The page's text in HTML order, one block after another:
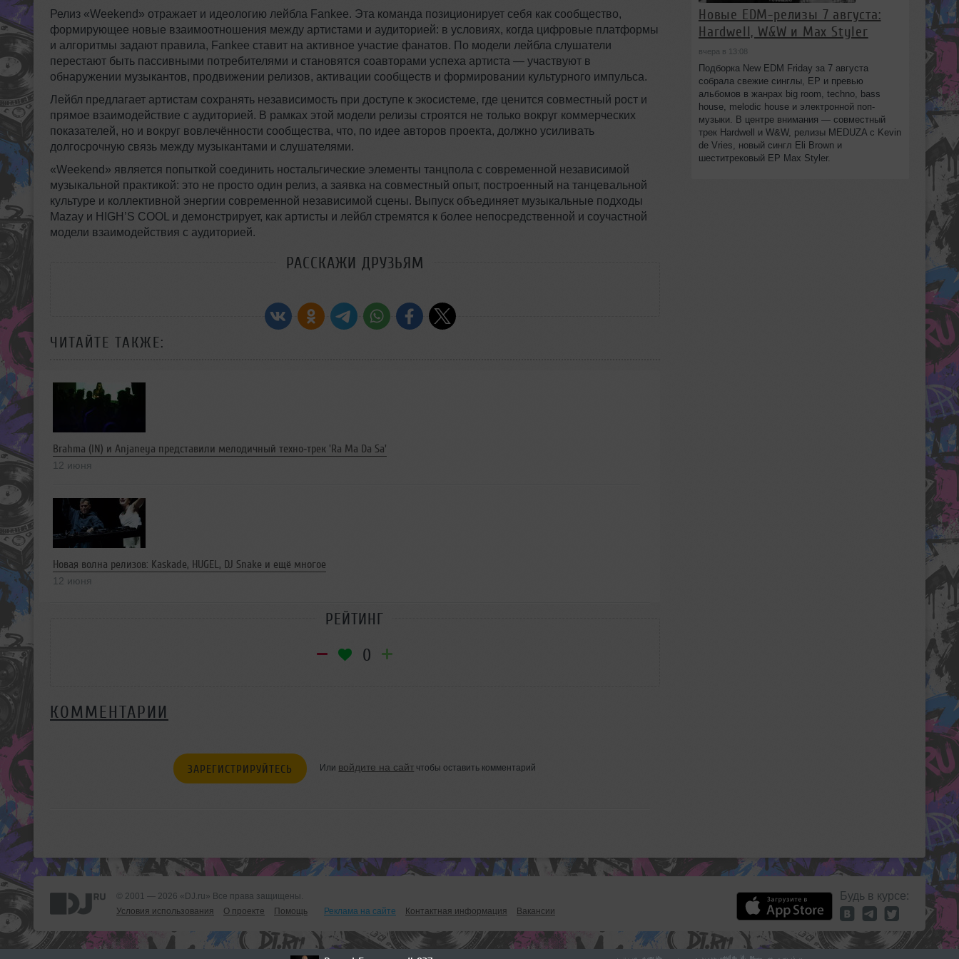
Релиз «Weekend» отражает и идеологию лейбла Fankee. Эта команда позиционирует себя как сообщество,
формирующее новые взаимоотношения между артистами и аудиторией: в условиях, когда цифровые платформы
и алгоритмы задают правила, Fankee ставит на активное участие фанатов. По модели лейбла слушатели
перестают быть пассивными потребителями и становятся соавторами успеха артиста — участвуют в
обнаружении музыкантов, продвижении релизов, активации сообществ и формировании культурного импульса.
Лейбл предлагает артистам сохранять независимость при доступе к экосистеме, где ценится совместный рост и
прямое взаимодействие с аудиторией. В рамках этой модели релизы строятся не только вокруг коммерческих
показателей, но и вокруг вовлечённости сообщества, что, по идее авторов проекта, должно усиливать
долгосрочную связь между музыкантами и слушателями.
«Weekend» является попыткой соединить ностальгические элементы танцпола с современной независимой
музыкальной практикой: это не просто один релиз, а заявка на совместный опыт, построенный на танцевальной
культуре и коллективной энергии современной независимой сцены. Выпуск объединяет музыкальные подходы
Mazay и HIGH’S COOL и демонстрирует, как артисты и лейбл стремятся к более непосредственной и соучастной
модели взаимодействия с аудиторией.
РАССКАЖИ ДРУЗЬЯМ
ЧИТАЙТЕ ТАКЖЕ:
Brahma (IN) и Anjaneya представили мелодичный техно‑трек 'Ra Ma Da Sa'
12 июня
Новая волна релизов: Kaskade, HUGEL, DJ Snake и ещё многое
12 июня
РЕЙТИНГ
0
КОММЕНТАРИИ
ЗАРЕГИСТРИРУЙТЕСЬ Или войдите на сайт чтобы оставить комментарий
Новые EDM-релизы 7 августа:
Hardwell, W&W и Max Styler
вчера в 13:08
Подборка New EDM Friday за 7 августа
собрала свежие синглы, EP и превью
альбомов в жанрах big room, techno, bass
house, melodic house и электронной поп-
музыки. В центре внимания — совместный
трек Hardwell и W&W, релизы MEDUZA с Kevin
de Vries, новый сингл Eli Brown и
шеститрековый EP Max Styler.
© 2001 — 2026 «DJ.ru» Все права защищены.
Условия использования
О проекте Помощь Реклама на сайте Контактная информация Вакансии
Будь в курсе: